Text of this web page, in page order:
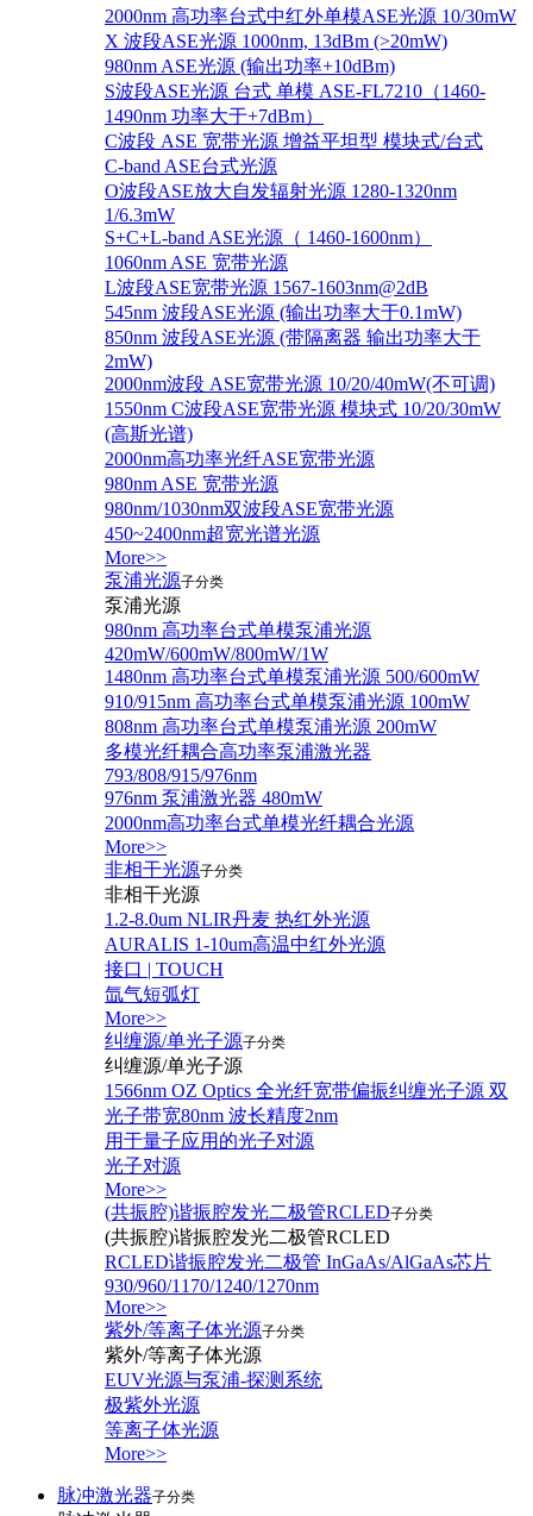
2000nm 高功率台式中红外单模ASE光源 10/30mW
X 波段ASE光源 1000nm, 13dBm (>20mW)
980nm ASE光源 (输出功率+10dBm)
S波段ASE光源 台式 单模 ASE-FL7210（1460-
1490nm 功率大于+7dBm）
C波段 ASE 宽带光源 增益平坦型 模块式/台式
C-band ASE台式光源
O波段ASE放大自发辐射光源 1280-1320nm
1/6.3mW
S+C+L-band ASE光源（ 1460-1600nm）
1060nm ASE 宽带光源
L波段ASE宽带光源 1567-1603nm@2dB
545nm 波段ASE光源 (输出功率大于0.1mW)
850nm 波段ASE光源 (带隔离器 输出功率大于
2mW)
2000nm波段 ASE宽带光源 10/20/40mW(不可调)
1550nm C波段ASE宽带光源 模块式 10/20/30mW
(高斯光谱)
2000nm高功率光纤ASE宽带光源
980nm ASE 宽带光源
980nm/1030nm双波段ASE宽带光源
450~2400nm超宽光谱光源
More>>
泵浦光源子分类
泵浦光源
980nm 高功率台式单模泵浦光源
420mW/600mW/800mW/1W
1480nm 高功率台式单模泵浦光源 500/600mW
910/915nm 高功率台式单模泵浦光源 100mW
808nm 高功率台式单模泵浦光源 200mW
多模光纤耦合高功率泵浦激光器
793/808/915/976nm
976nm 泵浦激光器 480mW
2000nm高功率台式单模光纤耦合光源
More>>
非相干光源子分类
非相干光源
1.2-8.0um NLIR丹麦 热红外光源
AURALIS 1-10um高温中红外光源
接口 | TOUCH
氙气短弧灯
More>>
纠缠源/单光子源子分类
纠缠源/单光子源
1566nm OZ Optics 全光纤宽带偏振纠缠光子源 双
光子带宽80nm 波长精度2nm
用于量子应用的光子对源
光子对源
More>>
(共振腔)谐振腔发光二极管RCLED子分类
(共振腔)谐振腔发光二极管RCLED
RCLED谐振腔发光二极管 InGaAs/AlGaAs芯片
930/960/1170/1240/1270nm
More>>
紫外/等离子体光源子分类
紫外/等离子体光源
EUV光源与泵浦-探测系统
极紫外光源
等离子体光源
More>>
脉冲激光器子分类